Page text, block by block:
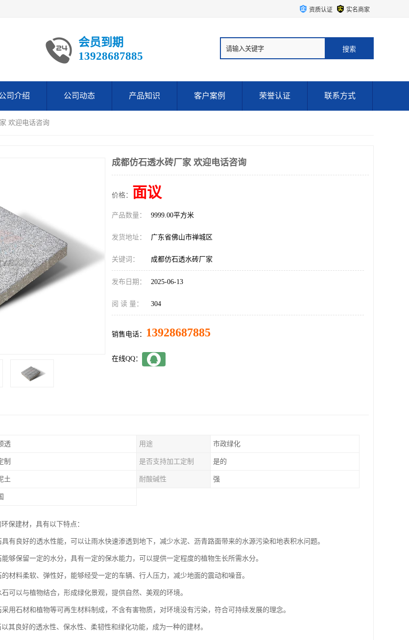
资质认证 实名商家
会员到期
13928687885
司介绍 公司动态 产品知识 客户案例 荣誉认证 联系方式
欢迎电话咨询
成都仿石透水砖厂家 欢迎电话咨询
价格： 面议
产品数量： 9999.00平方米
发货地址： 广东省佛山市禅城区
关键词： 成都仿石透水砖厂家
发布日期： 2025-06-13
阅 读 量： 304
销售电话： 13928687885
在线QQ：
透 用途 市政绿化
制 是否支持加工定制 是的
土 耐酸碱性 强
保建材，具有以下特点：
有良好的透水性能，可以让雨水快速渗透到地下，减少水泥、沥青路面带来的水源污染和地表积水问题。
够保留一定的水分，具有一定的保水能力，可以提供一定程度的植物生长所需水分。
材料柔软、弹性好，能够经受一定的车辆、行人压力，减少地面的震动和噪音。
可以与植物结合，形成绿化景观，提供自然、美观的环境。
用石材和植物等可再生材料制成，不含有害物质，对环境没有污染，符合可持续发展的理念。
其良好的透水性、保水性、柔韧性和绿化功能，成为一种的建材。